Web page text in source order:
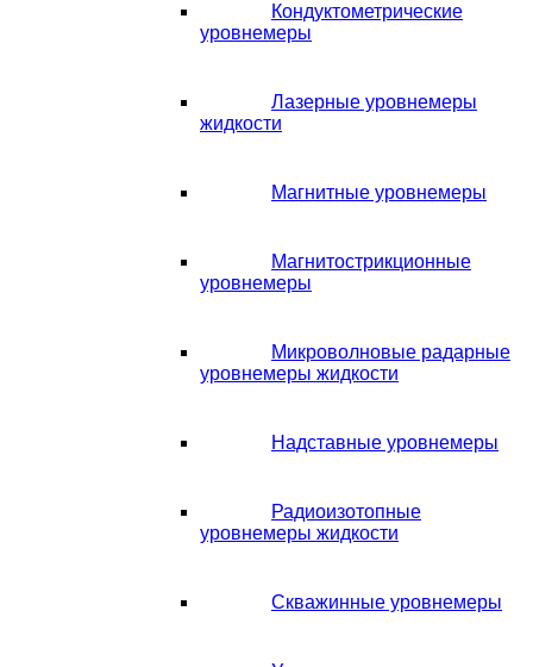
Кондуктометрические
уровнемеры
Лазерные уровнемеры
жидкости
Магнитные уровнемеры
Магнитострикционные
уровнемеры
Микроволновые радарные
уровнемеры жидкости
Надставные уровнемеры
Радиоизотопные
уровнемеры жидкости
Скважинные уровнемеры